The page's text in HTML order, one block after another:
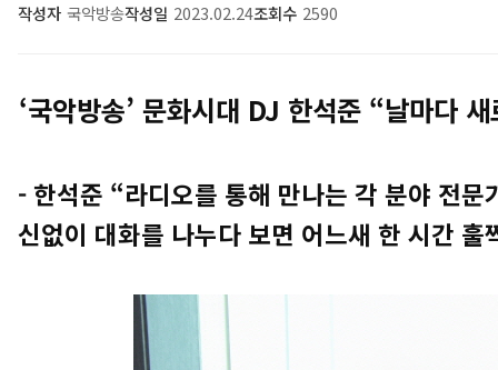
작성자 국악방송작성일 2023.02.24조회수 2590
‘국악방송’ 문화시대 DJ 한석준 “날마다
- 한석준 “라디오를 통해 만나는 각 분야 전문
신없이 대화를 나누다 보면 어느새 한 시간 훌